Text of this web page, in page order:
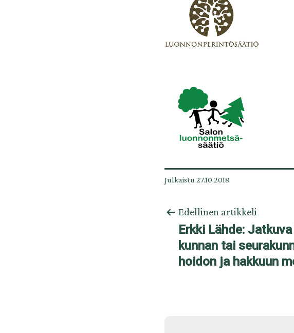
Julkaistu 27.10.2018
Artikkelien
selaus
Edellinen artikkeli
Erkki Lähde:
kunnan tai
hoidon ja hakkuun